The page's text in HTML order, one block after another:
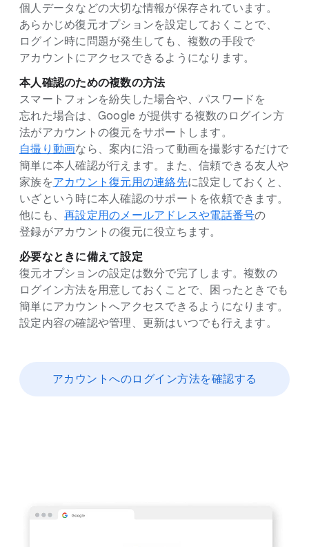
個人データなどの​大切な​情報が​保存されています。​
あらかじめ復元オプションを​設定しておく​ことで、​
ログイン時に​問題が​発生しても、​複数の​手段で​
アカウントに​アクセスできるようになります。
本人確認の​ための​複数の​方​法
スマートフォンを​紛失した​場合や、​パスワードを​
忘れた​場合は、​Google が​提供する​複数の​ログイン方​
法が​アカウントの​復元を​サポートします。
自撮り動画なら、​案内に​沿って​動画を​撮影するだけで​
簡単に​本人確認が​行えます。​また、​信頼できる​友人や​
家族をアカウント復元用の​連絡先に​設定しておくと、​
いざと​いう​時に​本人確認の​サポートを​依頼できます。​
他にも、 再設定用の​メールアドレスや​電話番号の​
登録が​アカウントの​復元に​役立ちます。
必要な​ときに​備えて​設定
復元オプションの​設定は​数分で​完了します。​複数の​
ログイン方​法を​用意しておく​ことで、​困った​ときでも​
簡単に​アカウントへ​アクセスできるようになります。​
設定内容の​確認や​管理、​更新は​いつでも​行えます。
アカウントへの​ログイン方​法を​確認する